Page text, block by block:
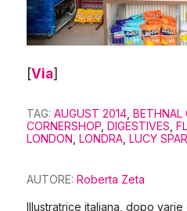
[Via]
TAG: AUGUST 2014 BETHNAL
CORNERSHOP DIGESTIVES
LONDON LONDRA LUCY
AUTORE: Roberta Zeta
Illustratrice italiana, dopo